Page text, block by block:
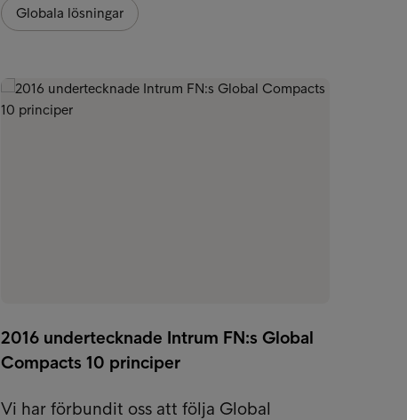
Globala lösningar
2016 undertecknade Intrum FN:s Global
Compacts 10 principer
Vi har förbundit oss att följa Global